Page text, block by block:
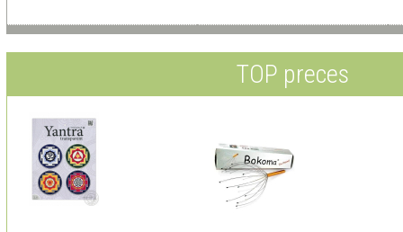
TOP preces